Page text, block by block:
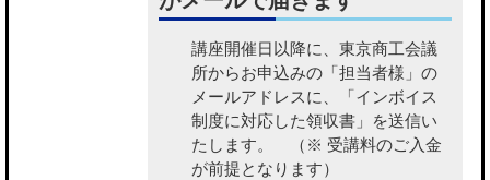
講座開催日以降に、東京商工会議
所からお申込みの「担当者様」の
メールアドレスに、「インボイス
制度に対応した領収書」を送信い
たします。
（※ 受講料のご入金
が前提となります）